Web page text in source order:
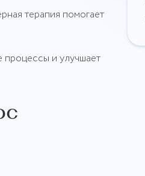
терапия помогает
процессы и улучшает